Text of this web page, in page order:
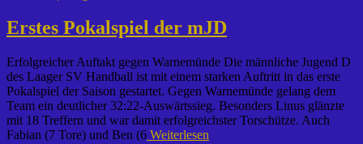
Erstes Pokalspiel der mJD
Erfolgreicher Auftakt gegen Warnemünde Die männliche Jugend D
des Laager SV Handball ist mit einem starken Auftritt in das erste
Pokalspiel der Saison gestartet. Gegen Warnemünde gelang dem
Team ein deutlicher 32:22-Auswärtssieg. Besonders Linus glänzte
mit 18 Treffern und war damit erfolgreichster Torschütze. Auch
Fabian (7 Tore) und Ben (6 Weiterlesen